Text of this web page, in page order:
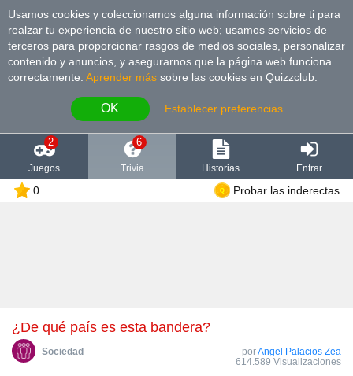
Usamos cookies y coleccionamos alguna información sobre ti para
realzar tu experiencia de nuestro sitio web; usamos servicios de
terceros para proporcionar rasgos de medios sociales, personalizar
contenido y anuncios, y asegurarnos que la página web funciona
correctamente. Aprender más sobre las cookies en Quizzclub.
OK Establecer preferencias
2
Juegos
6
Trivia Historias Entrar
0 Probar las inderectas
¿De qué país es esta bandera?
Sociedad porAngel Palacios Zea
614.589 Visualizaciones